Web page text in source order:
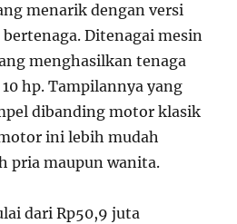
menarik dengan versi
Ditenagai mesin
menghasilkan tenaga
hp. Tampilannya yang
dibanding motor klasik
ini lebih mudah
pria maupun wanita.
dari Rp50,9 juta